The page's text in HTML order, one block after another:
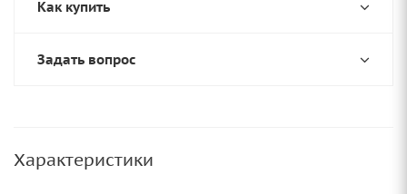
Как купить
Задать вопрос
Характеристики